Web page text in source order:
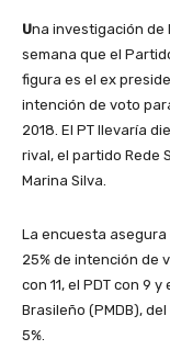
Una investigación
semana que el
figura es el ex
intención de voto
2018. El PT llevaría
rival, el partido Rede
Marina Silva.
La encuesta
25% de intención de
con 11, el PDT con 9
Brasileño (PMDB),
5%.